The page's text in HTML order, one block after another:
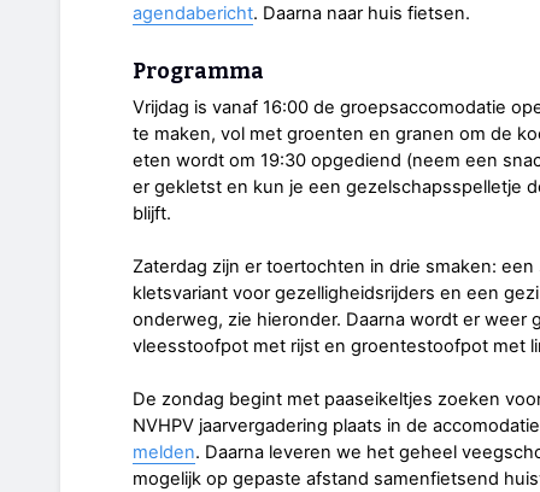
agendabericht. Daarna naar huis fietsen.
Programma
Vrijdag is vanaf 16:00 de groepsaccomodatie
te maken, vol met groenten en granen om de
eten wordt om 19:30 opgediend (neem een
er gekletst en kun je een gezelschapsspelletje
blijft.
Zaterdag zijn er toertochten in drie smaken:
kletsvariant voor gezelligheidsrijders en een
onderweg, zie hieronder. Daarna wordt er weer
vleesstoofpot met rijst en groentestoofpot met
De zondag begint met paaseikeltjes zoeken
NVHPV jaarvergadering plaats in de
melden. Daarna leveren we het geheel
mogelijk op gepaste afstand samenfietsend